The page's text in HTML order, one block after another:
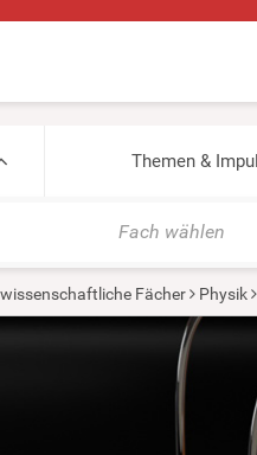
Themen &
Fach wählen
Fächer Physik